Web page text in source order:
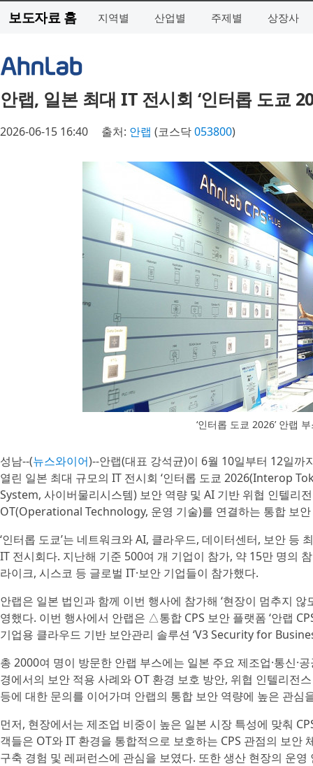
보도자료 홈 지역별 산업별 주제별 상장사
안랩, 일본 최대 IT 전시회 ‘인터롭 도쿄
2026-06-15 16:40 출처: 안랩 (코스닥053800)
‘인터롭 도쿄 2026’ 안랩
성남--(뉴스와이어)--안랩(대표 강석균)이 6월 10일부터 12일
열린 일본 최대 규모의 IT 전시회 ‘인터롭 도쿄 2026(Interop
System, 사이버물리시스템) 보안 역량 및 AI 기반 위협 인텔리
OT(Operational Technology, 운영 기술)를 연결하는 통합 보
‘인터롭 도쿄’는 네트워크와 AI, 클라우드, 데이터센터, 보안 등
IT 전시회다. 지난해 기준 500여 개 기업이 참가, 약 15만 명의
라이크, 시스코 등 글로벌 IT·보안 기업들이 참가했다.
안랩은 일본 법인과 함께 이번 행사에 참가해 ‘현장이 멈추지
영했다. 이번 행사에서 안랩은 △통합 CPS 보안 플랫폼 ‘안랩
기업용 클라우드 기반 보안관리 솔루션 ‘V3 Security for
총 2000여 명이 방문한 안랩 부스에는 일본 주요 제조업·통신·
경에서의 보안 적용 사례와 OT 환경 보호 방안, 위협 인텔리전
등에 대한 문의를 이어가며 안랩의 통합 보안 역량에 높은 관심
먼저, 현장에서는 제조업 비중이 높은 일본 시장 특성에 맞춰
객들은 OT와 IT 환경을 통합적으로 보호하는 CPS 관점의 보안
구축 경험 및 레퍼런스에 관심을 보였다. 또한 생산 현장의 운